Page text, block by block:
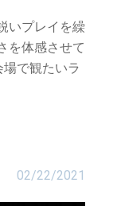
いプレイを繰
を体感させて
場で観たいラ
02/22/2021